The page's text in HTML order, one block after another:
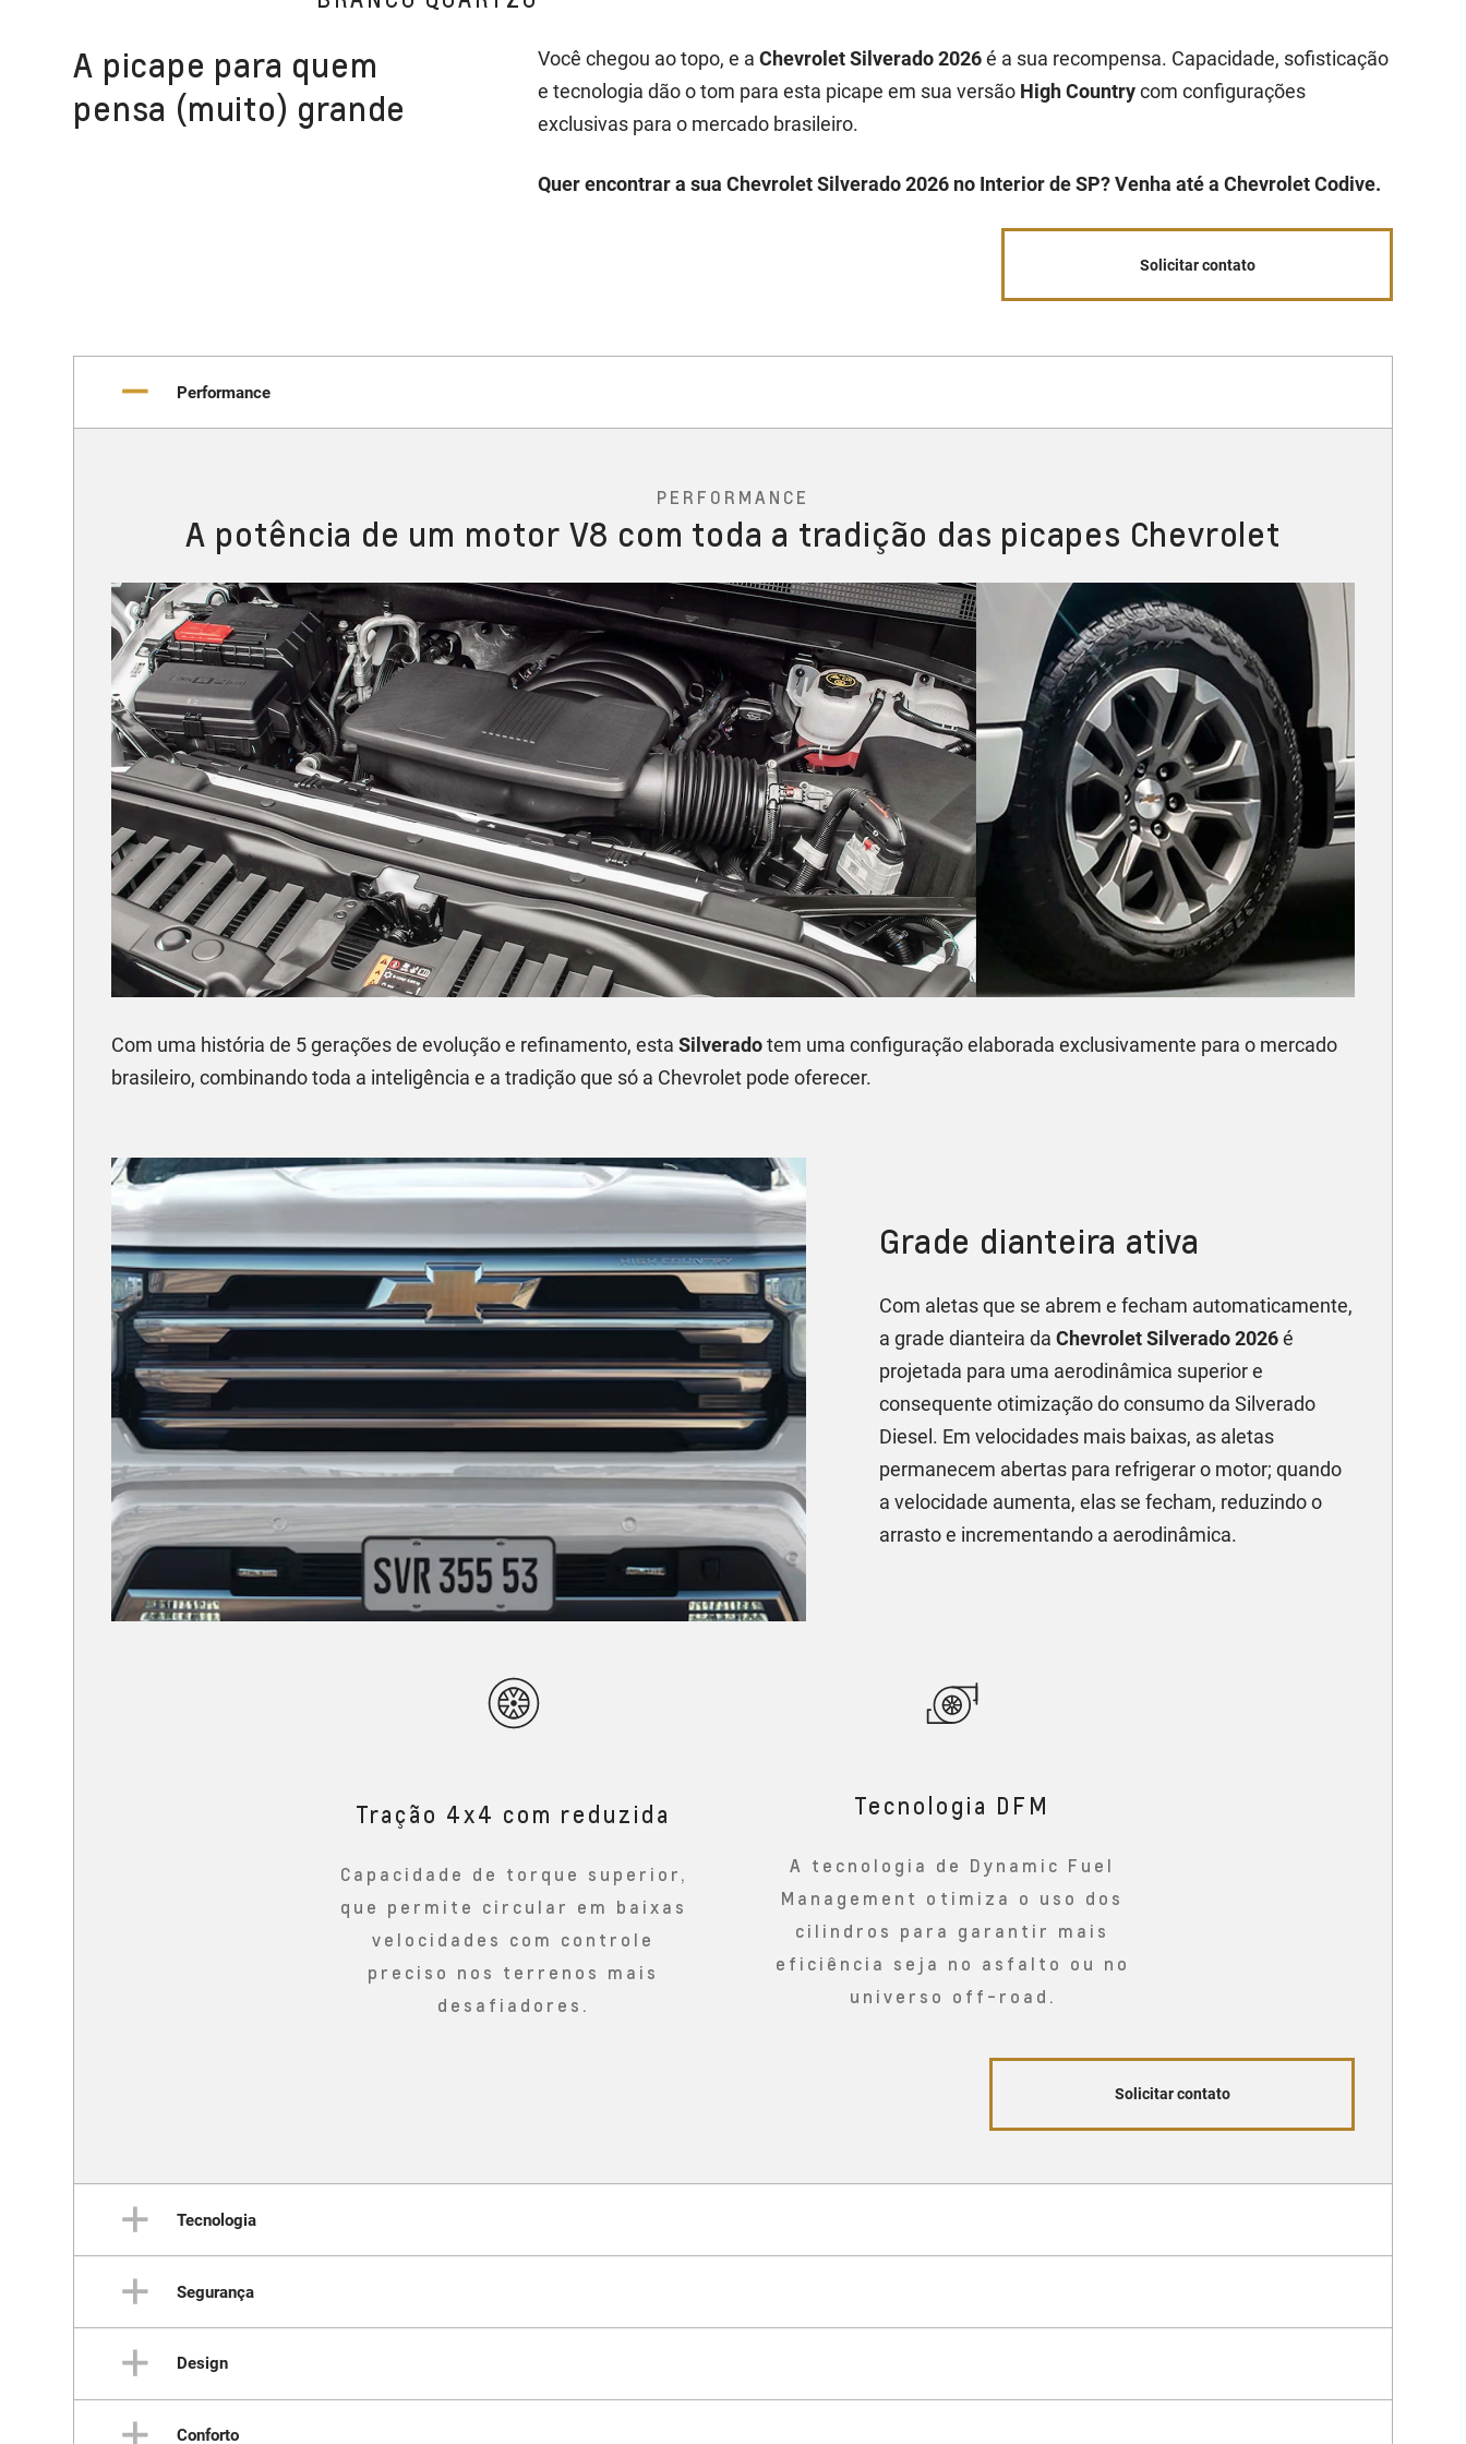
A picape para quem
pensa (muito) grande
Você chegou ao topo, e a Chevrolet Silverado 2026é a sua recompensa. Capacidade, sofisticação
e tecnologia dão o tom para esta picape em sua versão High Countrycom configurações
exclusivas para o mercado brasileiro.
Quer encontrar a sua Chevrolet Silverado 2026 no Interior de SP? Venha até a Chevrolet Codive.
Solicitar contato
Performance
PERFORMANCE
A potência de um motor V8 com toda a tradição das picapes Chevrolet
Com uma história de 5 gerações de evolução e refinamento, esta Silveradotem uma configuração elaborada exclusivamente para o mercado
brasileiro, combinando toda a inteligência e a tradição que só a Chevrolet pode oferecer.
Grade dianteira ativa
Com aletas que se abrem e fecham automaticamente,
a grade dianteira daChevrolet Silverado 2026é
projetada para uma aerodinâmica superior e
consequente otimização do consumo da Silverado
Diesel. Em velocidades mais baixas, as aletas
permanecem abertas para refrigerar o motor; quando
a velocidade aumenta, elas se fecham, reduzindo o
arrasto e incrementando a aerodinâmica.
Tração 4x4 com reduzida
Capacidade de torque superior,
que permite circular em baixas
velocidades com controle
preciso nos terrenos mais
desafiadores.
Tecnologia DFM
A tecnologia de Dynamic Fuel
Management otimiza o uso dos
cilindros para garantir mais
eficiência seja no asfalto ou no
universo off-road.
Solicitar contato
Tecnologia
TECNOLOGIA
Segurança
SEGURANÇA
Proteção em todas as direções para viver suas maiores aventuras
Design
Conforto